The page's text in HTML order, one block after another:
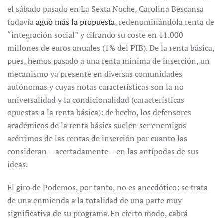
el sábado pasado en La Sexta Noche, Carolina Bescansa
todavíaaguó más la propuesta, redenominándola renta de
“integración social” y cifrando su coste en 11.000
millones de euros anuales (1% del PIB). De la renta básica,
pues, hemos pasado a una renta mínima de inserción, un
mecanismo ya presente en diversas comunidades
autónomas y cuyas notas características son la no
universalidad y la condicionalidad (características
opuestas a la renta básica): de hecho, los defensores
académicos de la renta básica suelen ser enemigos
acérrimos de las rentas de inserción por cuanto las
consideran —acertadamente— en las antípodas de sus
ideas.
El giro de Podemos, por tanto, no es anecdótico: se trata
de una enmienda a la totalidad de una parte muy
significativa de su programa. En cierto modo, cabrá